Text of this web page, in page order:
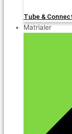
Tube &
Matrialer